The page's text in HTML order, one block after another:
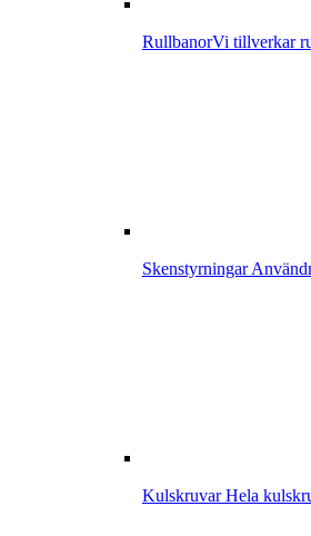
RullbanorVi tillverkar
Skenstyrningar
KulskruvarHela